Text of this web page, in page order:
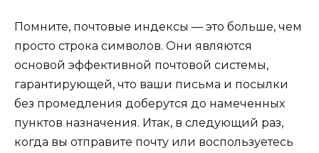
Помните, почтовые индексы — это больше, чем
просто строка символов. Они являются
основой эффективной почтовой системы,
гарантирующей, что ваши письма и посылки
без промедления доберутся до намеченных
пунктов назначения. Итак, в следующий раз,
когда вы отправите почту или воспользуетесь